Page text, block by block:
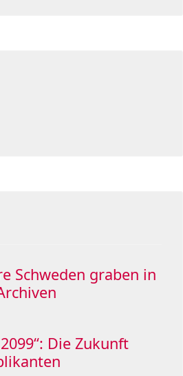
Schweden graben in
Die Zukunft